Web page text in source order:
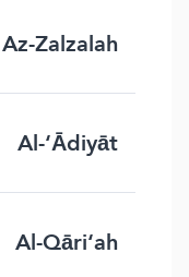
Az-Zalzalah
Al-‘Ādiyāt
Al-Qāri‘ah